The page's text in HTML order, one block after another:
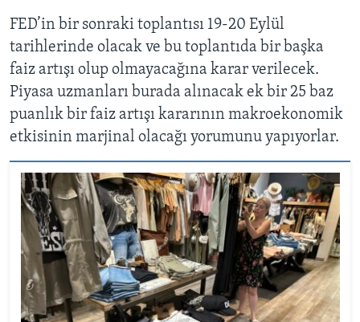
FED’in bir sonraki toplantısı 19-20 Eylül
tarihlerinde olacak ve bu toplantıda bir başka
faiz artışı olup olmayacağına karar verilecek.
Piyasa uzmanları burada alınacak ek bir 25 baz
puanlık bir faiz artışı kararının makroekonomik
etkisinin marjinal olacağı yorumunu yapıyorlar.